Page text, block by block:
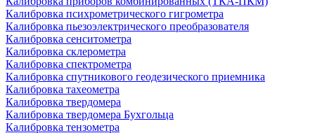
Калибровка психрометрического гигрометра
Калибровка пьезоэлектрического преобразователя
Калибровка сенситометра
Калибровка склерометра
Калибровка спектрометра
Калибровка спутникового геодезического приемника
Калибровка тахеометра
Калибровка твердомера
Калибровка твердомера Бухгольца
Калибровка тензометра